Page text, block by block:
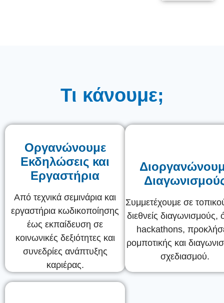
Τι κάνουμε;
Οργανώνουμε
Εκδηλώσεις και
Εργαστήρια
Από τεχνικά σεμινάρια και
εργαστήρια κωδικοποίησης
έως εκπαίδευση σε
κοινωνικές δεξιότητες και
συνεδρίες ανάπτυξης
καριέρας.
Συμμετέχουμε σε
διεθνείς
hackathons,
ρομποτικής και
σχεδιασμού.